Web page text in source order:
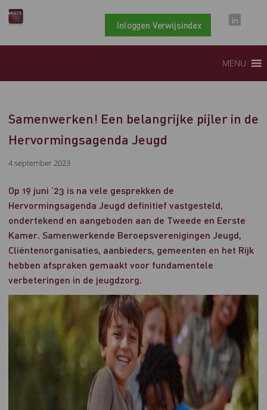
Inloggen Verwijsindex
MENU
Samenwerken! Een belangrijke pijler in de
Hervormingsagenda Jeugd
4 september 2023
Op 19 juni ‘23 is na vele gesprekken de
Hervormingsagenda Jeugd definitief vastgesteld,
ondertekend en aangeboden aan de Tweede en Eerste
Kamer. Samenwerkende Beroepsverenigingen Jeugd,
Cliëntenorganisaties, aanbieders, gemeenten en het Rijk
hebben afspraken gemaakt voor fundamentele
verbeteringen in de jeugdzorg.